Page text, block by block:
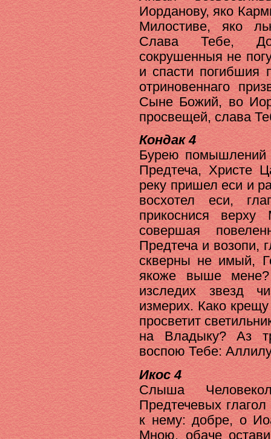
Иорданову, яко
Милостиве, яко
Слава Тебе,
сокрушенныя не
и спасти
отриновеннаго
Сыне Божий, во
просвещей, слава
Кондак 4
Бурею помышлений
Предтеча, Христе
реку пришел еси и
восхотел еси,
прикоснися
совершая
Предтеча и возопи,
скверны не имый,
якоже выше
изследих звезд
измерих. Како
просветит
на Владыку? Аз
воспою Тебе:
Икос 4
Слыша
Предтечевых
к нему: добре, о
Мною, обаче